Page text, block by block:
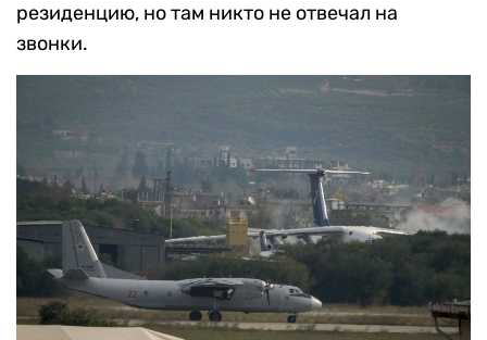
резиденцию, но там никто не отвечал на
звонки.